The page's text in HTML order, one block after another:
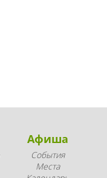
Афиша
События
Места